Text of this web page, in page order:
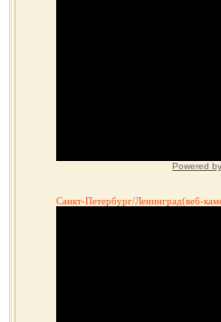
Powered
Санкт-Петербург/Ленинград(веб-